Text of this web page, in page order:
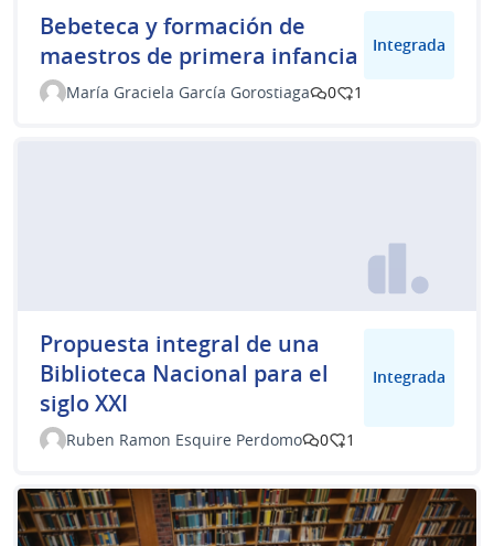
Bebeteca y formación de
maestros de primera infancia
Integrada
María Graciela García Gorostiaga 0 1
Propuesta integral de una
Biblioteca Nacional para el
siglo XXI
Integrada
Ruben Ramon Esquire Perdomo 0 1